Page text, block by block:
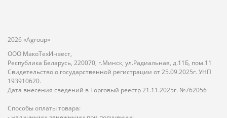
2026 «Agroup»
ООО МакоТехИнвест,
Республика Беларусь, 220070, г.Минск, ул.Радиальная, д.11Б, пом.11
Свидетельство о государственной регистрации от 25.09.2025г. УНП
193910620.
Дата внесения сведений в Торговый реестр 21.11.2025г. №762056
Способы оплаты товара: